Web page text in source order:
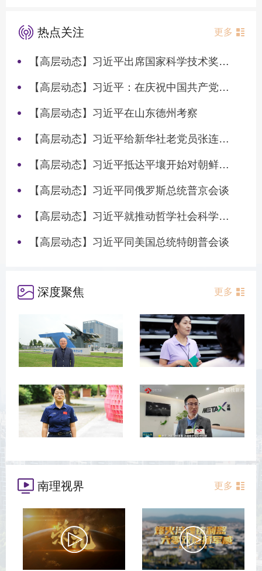
热点关注 更多
【高层动态】习近平出席国家科学技术奖励大会两院院士大会中国科协第十一次全国代表大会并发表重要讲话
【高层动态】习近平：在庆祝中国共产党成立105周年大会上的讲话
【高层动态】习近平在山东德州考察
【高层动态】习近平给新华社老党员张连生回信强调 传承红色基因 在新征程上书写优异答卷
【高层动态】习近平抵达平壤开始对朝鲜进行国事访问
【高层动态】习近平同俄罗斯总统普京会谈
【高层动态】习近平就推动哲学社会科学高质量发展作出重要指示
【高层动态】习近平同美国总统特朗普会谈
深度聚焦 更多
南理视界 更多